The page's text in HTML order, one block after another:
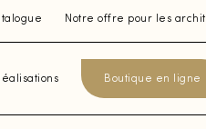
Notre offre pour les
Boutique en ligne